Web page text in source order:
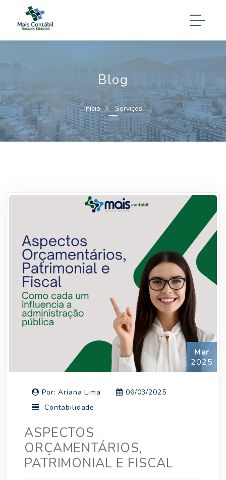
Blog
Início Serviços
Mar
2025
Por: Ariana Lima
06/03/2025
Contabilidade
ASPECTOS
ORÇAMENTÁRIOS,
PATRIMONIAL E FISCAL